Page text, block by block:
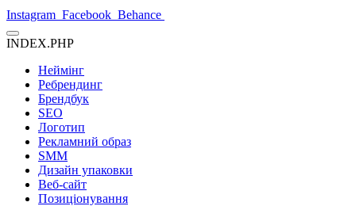
Instagram Facebook Behance
INDEX.PHP
Неймінг
Ребрендинг
Брендбук
SEO
Логотип
Рекламний образ
SMM
Дизайн упаковки
Веб-сайт
Позиціонування